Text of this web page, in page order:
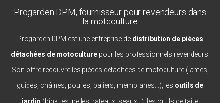
Progarden DPM, fournisseur pour revendeurs dans
la motoculture
Progarden DPM est une entreprise de distribution de pièces
détachées de motoculturepour les professionnels revendeurs.
Son offre recouvre les pièces détachées de motoculture (lames,
guides, châines, poulies, paliers, membranes...), les outils de
jardin (binettes, pelles, rateaux, seaux...), les outils de taille